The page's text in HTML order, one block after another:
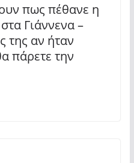
πως πέθανε η
Γιάννενα –
της αν ήταν
πάρετε την